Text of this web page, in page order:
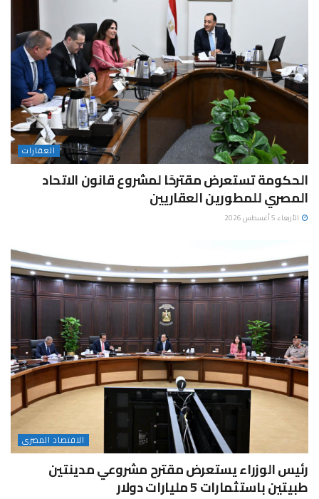
العقارات
الحكومة تستعرض مقترحًا لمشروع قانون الاتحاد
المصري للمطورين العقاريين
الأربعاء 5 أغسطس 2026
الاقتصاد المصرى
رئيس الوزراء يستعرض مقترح مشروعي مدينتين
طبيتين باستثمارات 5 مليارات دولار